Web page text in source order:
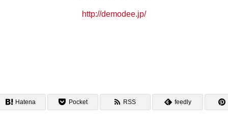
http://demodee.jp/
Hatena Pocket RSS feedly